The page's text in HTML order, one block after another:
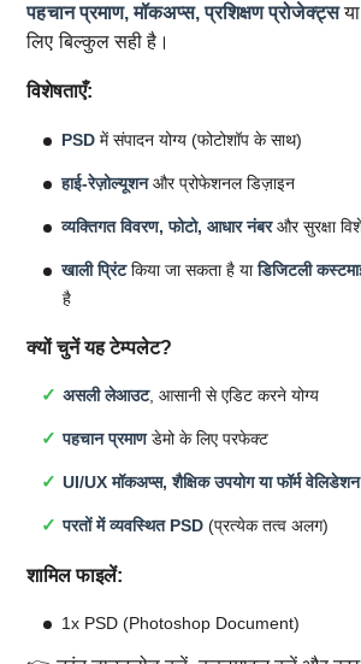
पहचान प्रमाण, मॉकअप्स, प्रशिक्षण प्रोजेक्ट्स
लिए बिल्कुल सही है।
विशेषताएँ:
PSD में संपादन योग्य (फोटोशॉप के साथ)
हाई-रेज़ोल्यूशनऔर प्रोफेशनल डिज़ाइन
व्यक्तिगत विवरण, फोटो, आधार नंबरऔर सुरक्षा
खाली प्रिंटकिया जा सकता है याडिजिटली
है
क्यों चुनें यह टेम्पलेट?
असली लेआउट, आसानी से एडिट करने योग्य
पहचान प्रमाणडेमो के लिए परफेक्ट
UI/UX मॉकअप्स, शैक्षिक उपयोग या फॉर्म वेलिडेशन
परतों में व्यवस्थित PSD (प्रत्येक तत्व अलग)
शामिल फाइलें:
1x PSD (Photoshop Document)